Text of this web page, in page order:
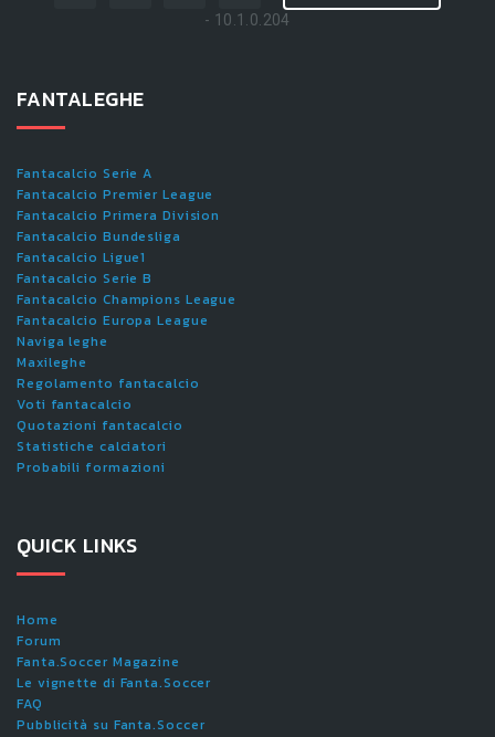
- 10.1.0.204
FANTALEGHE
Fantacalcio Serie A
Fantacalcio Premier League
Fantacalcio Primera Division
Fantacalcio Bundesliga
Fantacalcio Ligue1
Fantacalcio Serie B
Fantacalcio Champions League
Fantacalcio Europa League
Naviga leghe
Maxileghe
Regolamento fantacalcio
Voti fantacalcio
Quotazioni fantacalcio
Statistiche calciatori
Probabili formazioni
QUICK LINKS
Home
Forum
Fanta.Soccer Magazine
Le vignette di Fanta.Soccer
FAQ
Pubblicità su Fanta.Soccer